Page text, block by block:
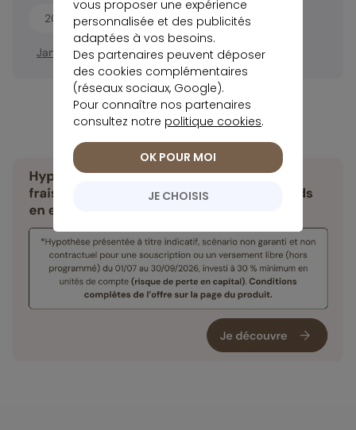
2021
Janvier Février Mars Avril Mai Juin Juillet
vous proposer une expérience
personnalisée et des publicités
adaptées à vos besoins.
Des partenaires peuvent déposer
des cookies complémentaires
(réseaux sociaux, Google).
Pour connaître nos partenaires
consultez notre politique cookies.
JE CHOISIS
OK POUR MOI